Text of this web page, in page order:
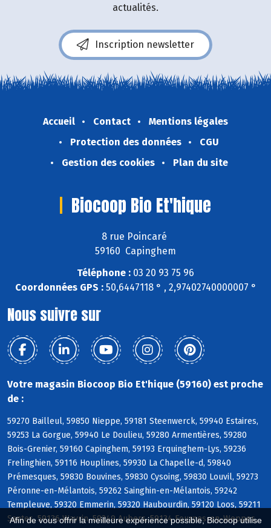
Afin de vous offrir la meilleure expérience possible, Biocoop utilise
actualités.
Inscription newsletter
Accueil Contact
Mentions légales
Protection des données
CGU
Gestion des cookies
Plan du site
Biocoop Bio Et'hique
8 rue Poincaré
59160 Capinghem
Téléphone : 03 20 93 75 96
Coordonnées GPS :50,6447118 ° , 2,97402740000007 °
Nous suivre sur
Votre magasin Biocoop Bio Et'hique (59160) est proche
de :
59270 Bailleul, 59850 Nieppe, 59181 Steenwerck, 59940 Estaires,
59253 La Gorgue, 59940 Le Doulieu, 59280 Armentières, 59280
Bois-Grenier, 59160 Capinghem, 59193 Erquinghem-Lys, 59236
Frelinghien, 59116 Houplines, 59930 La Chapelle-d, 59840
Prémesques, 59830 Bouvines, 59830 Cysoing, 59830 Louvil, 59273
Péronne-en-Mélantois, 59262 Sainghin-en-Mélantois, 59242
Templeuve, 59320 Emmerin, 59320 Haubourdin, 59120 Loos, 59211
Santes, 59136 Wavrin, 59249 Aubers, 59134 Fournes-en-Weppes,